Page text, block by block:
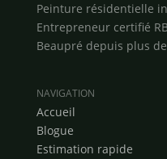
Peinture résidentielle
Entrepreneur certifié
Beaupré depuis plus
NAVIGATION
Accueil
Blogue
Estimation rapide